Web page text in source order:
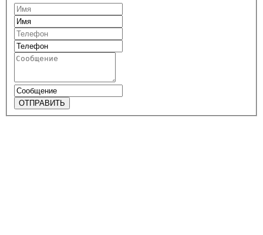
ОТПРАВИТЬ